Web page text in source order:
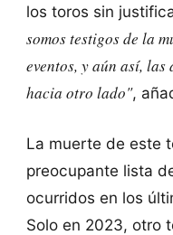
los toros sin
somos testigos de la
eventos, y aún así,
hacia otro lado",
La muerte de este
preocupante lista
ocurridos en los
Solo en 2023, otro